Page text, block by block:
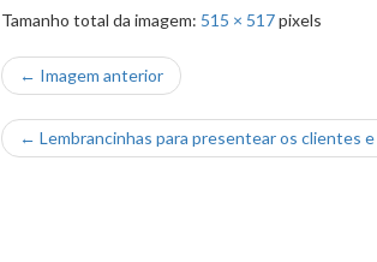
Tamanho total da imagem: 515 × 517pixels
← Imagem anterior
← Lembrancinhas para presentear os clientes